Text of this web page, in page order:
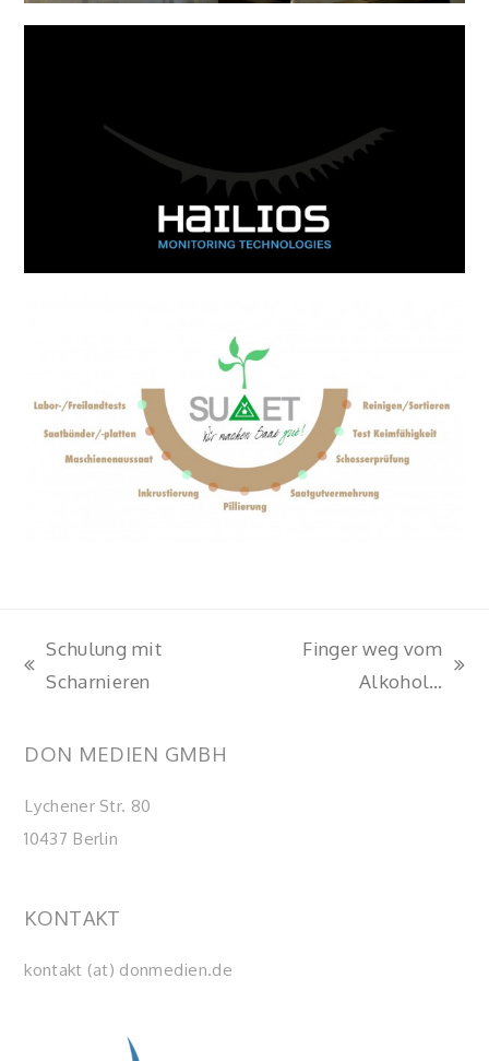
vorheriger
Schulung mit
Scharnieren
Finger weg vom
Alkohol…
DON MEDIEN GMBH
Lychener Str. 80
10437 Berlin
KONTAKT
kontakt (at) donmedien.de